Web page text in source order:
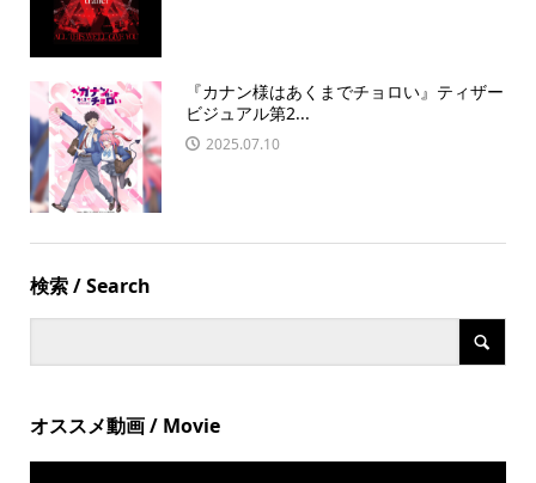
『カナン様はあくまでチョロい』ティザー
ビジュアル第2...
2025.07.10
検索 / Search
オススメ動画 / Movie